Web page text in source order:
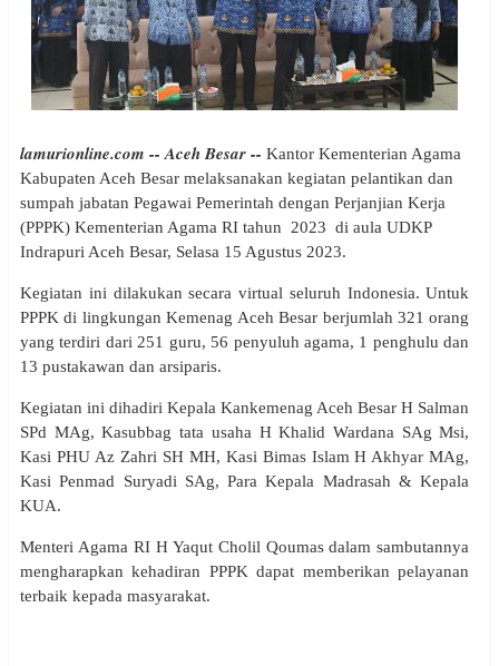
lamurionline.com -- Aceh Besar -- Kantor Kementerian Agama
Kabupaten Aceh Besar melaksanakan kegiatan pelantikan dan
sumpah jabatan Pegawai Pemerintah dengan Perjanjian Kerja
(PPPK) Kementerian Agama RI tahun 2023 di aula UDKP
Indrapuri Aceh Besar, Selasa 15 Agustus 2023.
Kegiatan ini dilakukan secara virtual seluruh Indonesia. Untuk
PPPK di lingkungan Kemenag Aceh Besar berjumlah 321 orang
yang terdiri dari 251 guru, 56 penyuluh agama, 1 penghulu dan
13 pustakawan dan arsiparis.
Kegiatan ini dihadiri Kepala Kankemenag Aceh Besar H Salman
SPd MAg, Kasubbag tata usaha H Khalid Wardana SAg Msi,
Kasi PHU Az Zahri SH MH, Kasi Bimas Islam H Akhyar MAg,
Kasi Penmad Suryadi SAg, Para Kepala Madrasah & Kepala
KUA.
Menteri Agama RI H Yaqut Cholil Qoumas dalam sambutannya
mengharapkan kehadiran PPPK dapat memberikan pelayanan
terbaik kepada masyarakat.